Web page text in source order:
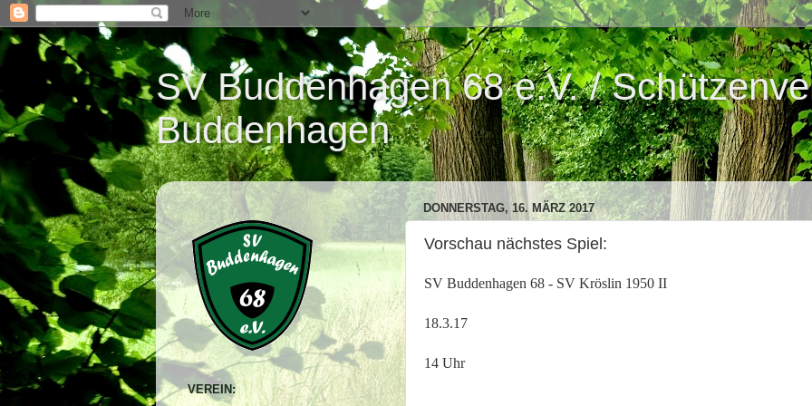
SV Buddenhagen 68 e.V. /
Buddenhagen
DONNERSTAG, 16. MÄRZ 2017
Vorschau nächstes Spiel:
SV Buddenhagen 68 - SV Kröslin 1950 II
18.3.17
14 Uhr
VEREIN: